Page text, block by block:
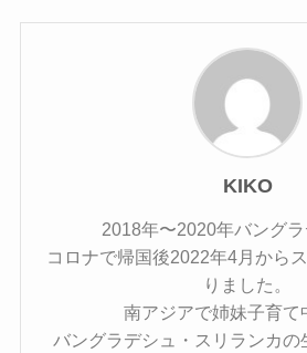
KIKO
2018年〜2020年バング
コロナで帰国後2022年4月から
りました。
南アジアで姉妹子育て
バングラデシュ・スリランカの